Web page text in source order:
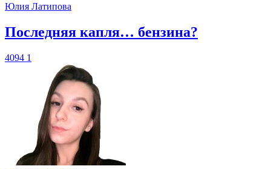
Юлия Латипова
​Последняя капля… бензина?
4094 1